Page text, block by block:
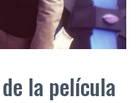
la película